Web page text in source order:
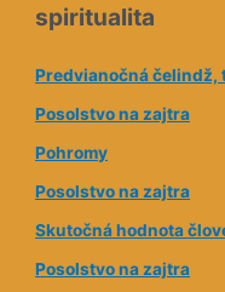
v
a
d
r
e
s
spiritualita
Predvianočná čelindž,
Posolstvo na zajtra
Pohromy
Posolstvo na zajtra
Skutočná hodnota
Posolstvo na zajtra